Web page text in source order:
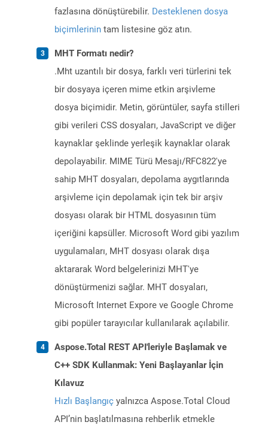
fazlasına dönüştürebilir. Desteklenen dosya
biçimlerinin tam listesine göz atın.
MHT Formatı nedir?
.Mht uzantılı bir dosya, farklı veri türlerini tek
bir dosyaya içeren mime etkin arşivleme
dosya biçimidir. Metin, görüntüler, sayfa stilleri
gibi verileri CSS dosyaları, JavaScript ve diğer
kaynaklar şeklinde yerleşik kaynaklar olarak
depolayabilir. MIME Türü Mesajı/RFC822'ye
sahip MHT dosyaları, depolama aygıtlarında
arşivleme için depolamak için tek bir arşiv
dosyası olarak bir HTML dosyasının tüm
içeriğini kapsüller. Microsoft Word gibi yazılım
uygulamaları, MHT dosyası olarak dışa
aktararak Word belgelerinizi MHT'ye
dönüştürmenizi sağlar. MHT dosyaları,
Microsoft Internet Expore ve Google Chrome
gibi popüler tarayıcılar kullanılarak açılabilir.
Aspose.Total REST API'leriyle Başlamak ve
C++ SDK Kullanmak: Yeni Başlayanlar İçin
Kılavuz
Hızlı Başlangıç yalnızca Aspose.Total Cloud
API’nin başlatılmasına rehberlik etmekle